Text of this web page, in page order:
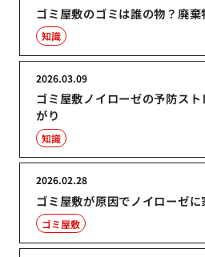
ゴミ屋敷のゴミは誰の物？廃
知識
ゴミ屋敷ノイローゼの予防ス
がり
2026.03.09
知識
ゴミ屋敷が原因でノイローゼ
2026.02.28
ゴミ屋敷